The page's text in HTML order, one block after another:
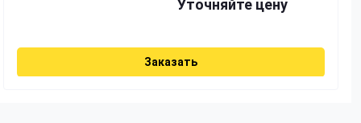
Уточняйте цену
Заказать